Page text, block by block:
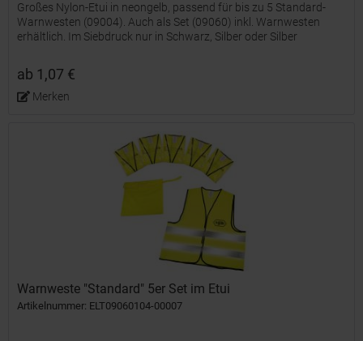
Großes Nylon-Etui in neongelb, passend für bis zu 5 Standard-
Warnwesten (09004). Auch als Set (09060) inkl. Warnwesten
erhältlich. Im Siebdruck nur in Schwarz, Silber oder Silber
ab 1,07 €
Merken
Warnweste "Standard" 5er Set im Etui
Artikelnummer: ELT09060104-00007